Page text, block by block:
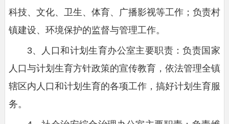
科技、文化、卫生、体育、广播影视等工作；负责村
镇建设、环境保护的监督与管理工作。
3、人口和计划生育办公室主要职责：负责国家
人口与计划生育方针政策的宣传教育，依法管理全镇
辖区内人口和计划生育的各项工作，搞好计划生育服
务。